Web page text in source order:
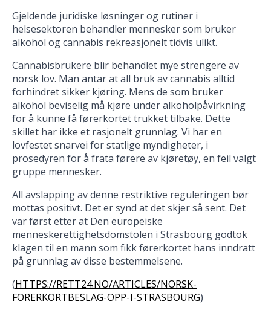
Gjeldende juridiske løsninger og rutiner i
helsesektoren behandler mennesker som bruker
alkohol og cannabis rekreasjonelt tidvis ulikt.
Cannabisbrukere blir behandlet mye strengere av
norsk lov. Man antar at all bruk av cannabis alltid
forhindret sikker kjøring. Mens de som bruker
alkohol beviselig må kjøre under alkoholpåvirkning
for å kunne få førerkortet trukket tilbake. Dette
skillet har ikke et rasjonelt grunnlag. Vi har en
lovfestet snarvei for statlige myndigheter, i
prosedyren for å frata førere av kjøretøy, en feil valgt
gruppe mennesker.
All avslapping av denne restriktive reguleringen bør
mottas positivt. Det er synd at det skjer så sent. Det
var først etter at Den europeiske
menneskerettighetsdomstolen i Strasbourg godtok
klagen til en mann som fikk førerkortet hans inndratt
på grunnlag av disse bestemmelsene.
(HTTPS://RETT24.NO/ARTICLES/NORSK-
FORERKORTBESLAG-OPP-I-STRASBOURG)